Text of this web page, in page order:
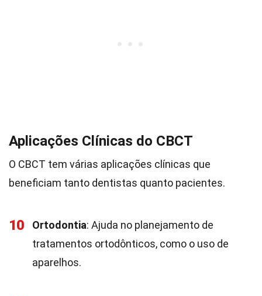
Aplicações Clínicas do CBCT
O CBCT tem várias aplicações clínicas que
beneficiam tanto dentistas quanto pacientes.
10 Ortodontia: Ajuda no planejamento de
tratamentos ortodônticos, como o uso de
aparelhos.